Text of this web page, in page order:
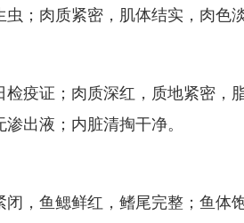
；肉质紧密，肌体结实，肉色淡
检疫证；肉质深红，质地紧密，
出液；内脏清掏干净。
闭，鱼鳃鲜红，鳍尾完整；鱼体